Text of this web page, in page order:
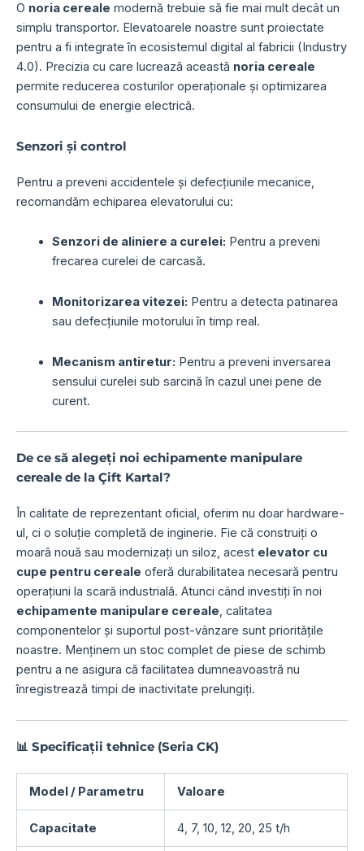
O noria cereale modernă trebuie să fie mai mult decât un
simplu transportor. Elevatoarele noastre sunt proiectate
pentru a fi integrate în ecosistemul digital al fabricii (Industry
4.0). Precizia cu care lucrează această noria cereale
permite reducerea costurilor operaționale și optimizarea
consumului de energie electrică.
Senzori și control
Pentru a preveni accidentele și defecțiunile mecanice,
recomandăm echiparea elevatorului cu:
Senzori de aliniere a curelei: Pentru a preveni
frecarea curelei de carcasă.
Monitorizarea vitezei: Pentru a detecta patinarea
sau defecțiunile motorului în timp real.
Mecanism antiretur: Pentru a preveni inversarea
sensului curelei sub sarcină în cazul unei pene de
curent.
De ce să alegeți noi echipamente manipulare
cereale de la Çift Kartal?
În calitate de reprezentant oficial, oferim nu doar hardware-
ul, ci o soluție completă de inginerie. Fie că construiți o
moară nouă sau modernizați un siloz, acest elevator cu
cupe pentru cereale oferă durabilitatea necesară pentru
operațiuni la scară industrială. Atunci când investiți în noi
echipamente manipulare cereale, calitatea
componentelor și suportul post-vânzare sunt prioritățile
noastre. Menținem un stoc complet de piese de schimb
pentru a ne asigura că facilitatea dumneavoastră nu
înregistrează timpi de inactivitate prelungiți.
📊 Specificații tehnice (Seria CK)
Model / Parametru Valoare
Capacitate 4, 7, 10, 12, 20, 25 t/h